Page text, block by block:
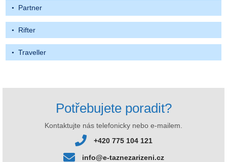
Partner
Rifter
Traveller
Potřebujete poradit?
Kontaktujte nás telefonicky nebo e-mailem.
+420 775 104 121
info@e-taznezarizeni.cz